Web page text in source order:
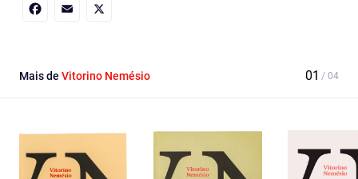
Mais de Vitorino Nemésio